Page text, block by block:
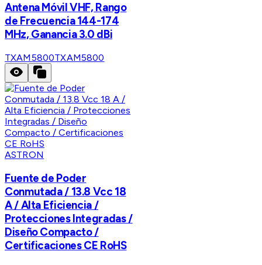
Antena Móvil VHF, Rango
de Frecuencia 144-174
MHz, Ganancia 3.0 dBi
TXAM5800TXAM5800
ASTRON
Fuente de Poder
Conmutada / 13.8 Vcc 18
A / Alta Eficiencia /
Protecciones Integradas /
Diseño Compacto /
Certificaciones CE RoHS